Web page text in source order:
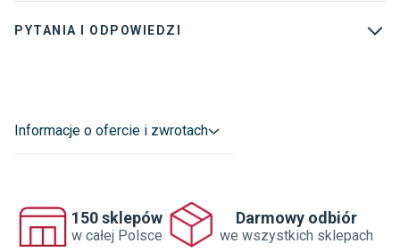
Dane adresowe dostawcy
PYTANIA I ODPOWIEDZI
Informacje o ofercie i zwrotach
150 sklepów
w całej Polsce
Darmowy odbiór
we wszystkich sklepach